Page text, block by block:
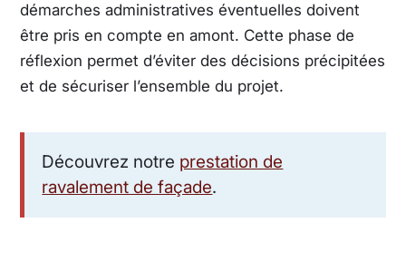
démarches administratives éventuelles doivent
être pris en compte en amont. Cette phase de
réflexion permet d’éviter des décisions précipitées
et de sécuriser l’ensemble du projet.
Découvrez notre prestation de
ravalement de façade.